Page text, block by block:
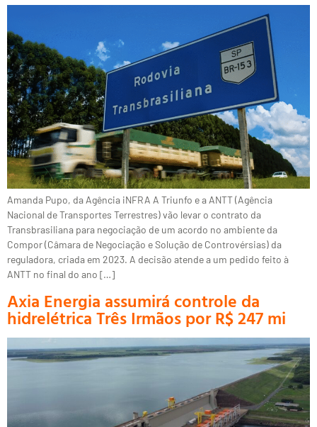
Amanda Pupo, da Agência iNFRA A Triunfo e a ANTT (Agência
Nacional de Transportes Terrestres) vão levar o contrato da
Transbrasiliana para negociação de um acordo no ambiente da
Compor (Câmara de Negociação e Solução de Controvérsias) da
reguladora, criada em 2023. A decisão atende a um pedido feito à
ANTT no final do ano […]
Axia Energia assumirá controle da
hidrelétrica Três Irmãos por R$ 247 mi